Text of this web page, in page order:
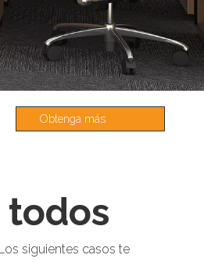
Obtenga más
todos
siguientes casos te